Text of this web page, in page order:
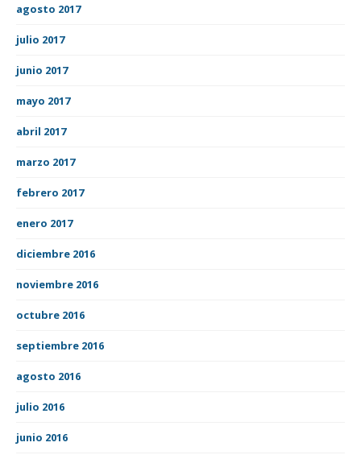
agosto 2017
julio 2017
junio 2017
mayo 2017
abril 2017
marzo 2017
febrero 2017
enero 2017
diciembre 2016
noviembre 2016
octubre 2016
septiembre 2016
agosto 2016
julio 2016
junio 2016